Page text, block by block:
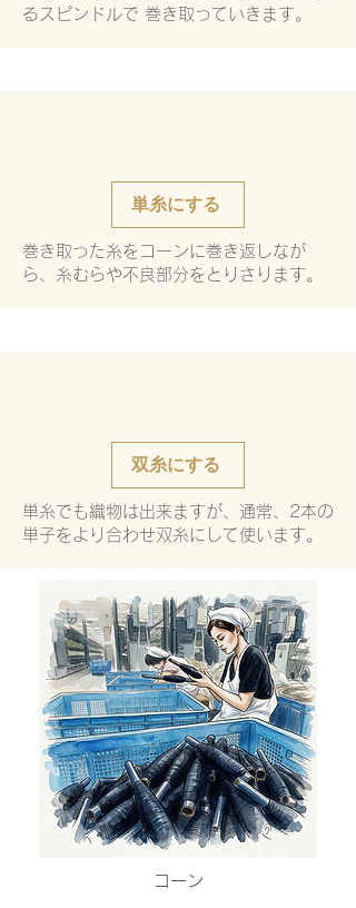
るスピンドルで 巻き取っていきます。
単糸にする
巻き取った糸をコーンに巻き返しなが
ら、糸むらや不良部分をとりさります。
双糸にする
単糸でも織物は出来ますが、通常、2本の
単子をより合わせ双糸にして使います。
コーン